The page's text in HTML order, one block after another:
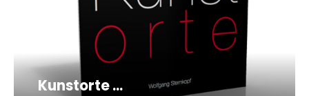
Kunstorte …